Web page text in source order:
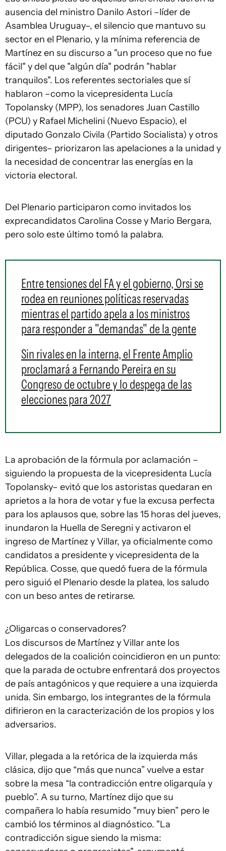
ausencia del ministro Danilo Astori –líder de
Asamblea Uruguay–, el silencio que mantuvo su
sector en el Plenario, y la mínima referencia de
Martínez en su discurso a "un proceso que no fue
fácil" y del que "algún día" podrán "hablar
tranquilos". Los referentes sectoriales que sí
hablaron –como la vicepresidenta Lucía
Topolansky (MPP), los senadores Juan Castillo
(PCU) y Rafael Michelini (Nuevo Espacio), el
diputado Gonzalo Civila (Partido Socialista) y otros
dirigentes– priorizaron las apelaciones a la unidad y
la necesidad de concentrar las energías en la
victoria electoral.
Del Plenario participaron como invitados los
exprecandidatos Carolina Cosse y Mario Bergara,
pero solo este último tomó la palabra.
Entre tensiones del FA y el gobierno, Orsi se
rodea en reuniones políticas reservadas
mientras el partido apela a los ministros
para responder a "demandas" de la gente
Sin rivales en la interna, el Frente Amplio
proclamará a Fernando Pereira en su
Congreso de octubre y lo despega de las
elecciones para 2027
La aprobación de la fórmula por aclamación –
siguiendo la propuesta de la vicepresidenta Lucía
Topolansky– evitó que los astoristas quedaran en
aprietos a la hora de votar y fue la excusa perfecta
para los aplausos que, sobre las 15 horas del jueves,
inundaron la Huella de Seregni y activaron el
ingreso de Martínez y Villar, ya oficialmente como
candidatos a presidente y vicepresidenta de la
República. Cosse, que quedó fuera de la fórmula
pero siguió el Plenario desde la platea, los saludo
con un beso antes de retirarse.
¿Oligarcas o conservadores?
Los discursos de Martínez y Villar ante los
delegados de la coalición coincidieron en un punto:
que la parada de octubre enfrentará dos proyectos
de país antagónicos y que requiere a una izquierda
unida. Sin embargo, los integrantes de la fórmula
difirieron en la caracterización de los propios y los
adversarios.
Villar, plegada a la retórica de la izquierda más
clásica, dijo que “más que nunca” vuelve a estar
sobre la mesa “la contradicción entre oligarquía y
pueblo”. A su turno, Martínez dijo que su
compañera lo había resumido "muy bien” pero le
cambió los términos al diagnóstico. "La
contradicción sigue siendo la misma: